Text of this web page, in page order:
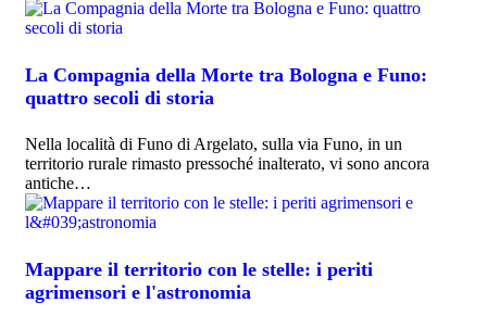
La Compagnia della Morte tra Bologna e Funo:
quattro secoli di storia
Nella località di Funo di Argelato, sulla via Funo, in un
territorio rurale rimasto pressoché inalterato, vi sono ancora
antiche…
Mappare il territorio con le stelle: i periti
agrimensori e l'astronomia